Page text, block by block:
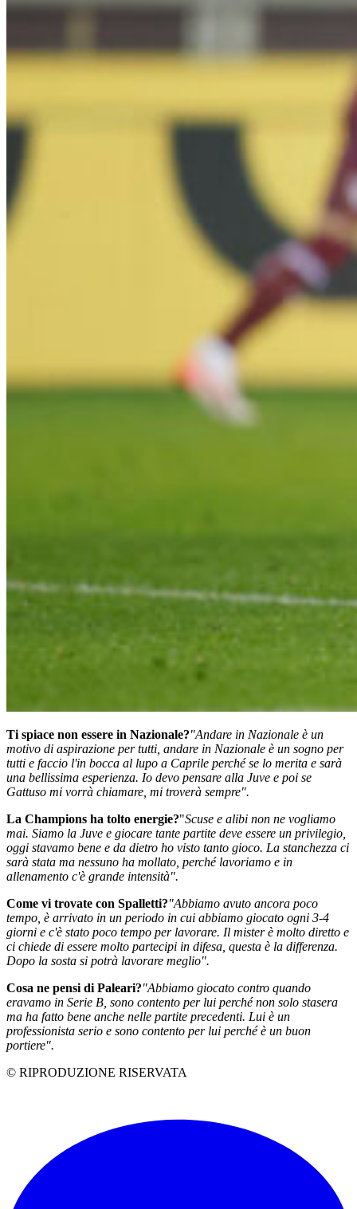
Ti spiace non essere in Nazionale?"Andare in Nazionale è un
motivo di aspirazione per tutti, andare in Nazionale è un sogno per
tutti e faccio l'in bocca al lupo a Caprile perché se lo merita e sarà
una bellissima esperienza. Io devo pensare alla Juve e poi se
Gattuso mi vorrà chiamare, mi troverà sempre".
La Champions ha tolto energie?"Scuse e alibi non ne vogliamo
mai. Siamo la Juve e giocare tante partite deve essere un privilegio,
oggi stavamo bene e da dietro ho visto tanto gioco. La stanchezza ci
sarà stata ma nessuno ha mollato, perché lavoriamo e in
allenamento c'è grande intensità".
Come vi trovate con Spalletti?"Abbiamo avuto ancora poco
tempo, è arrivato in un periodo in cui abbiamo giocato ogni 3-4
giorni e c'è stato poco tempo per lavorare. Il mister è molto diretto e
ci chiede di essere molto partecipi in difesa, questa è la differenza.
Dopo la sosta si potrà lavorare meglio".
Cosa ne pensi di Paleari?"Abbiamo giocato contro quando
eravamo in Serie B, sono contento per lui perché non solo stasera
ma ha fatto bene anche nelle partite precedenti. Lui è un
professionista serio e sono contento per lui perché è un buon
portiere".
© RIPRODUZIONE RISERVATA